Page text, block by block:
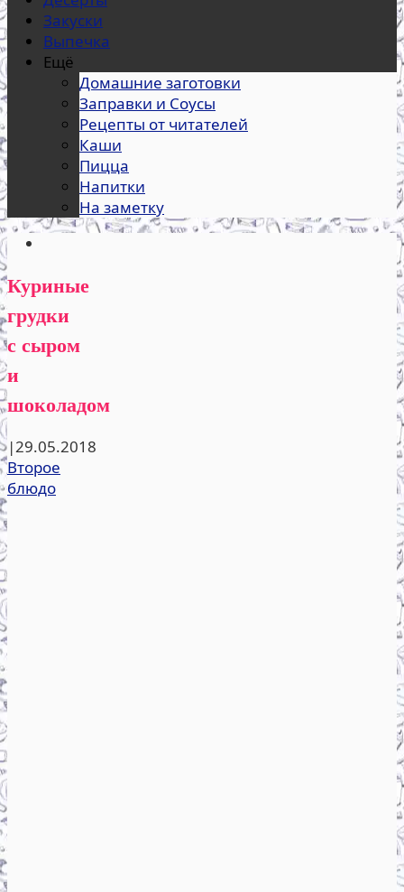
Закуски
Выпечка
Ещё
Домашние заготовки
Заправки и Соусы
Рецепты от читателей
Каши
Пицца
Напитки
На заметку
Куриные
грудки
с сыром
и
шоколадом
|29.05.2018
Второе
блюдо